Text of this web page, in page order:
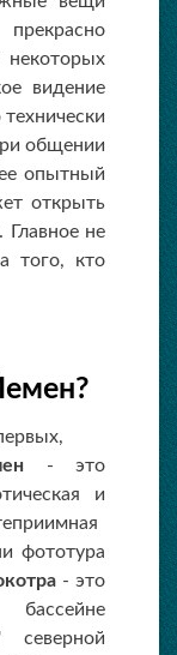
некоторых
видение
общении
опытный
открыть
не
того, кто
- это
и
фототура
- это